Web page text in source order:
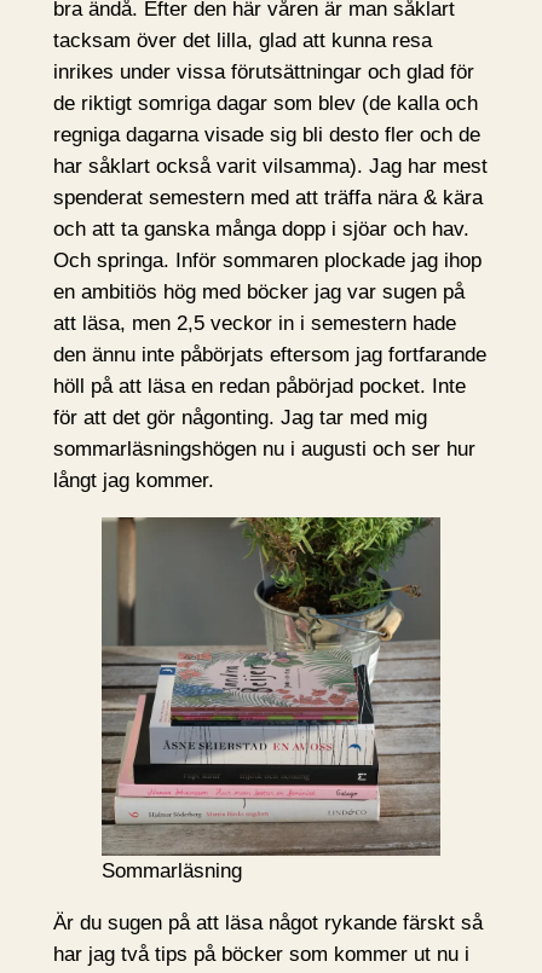
bra ändå. Efter den här våren är man såklart
tacksam över det lilla, glad att kunna resa
inrikes under vissa förutsättningar och glad för
de riktigt somriga dagar som blev (de kalla och
regniga dagarna visade sig bli desto fler och de
har såklart också varit vilsamma). Jag har mest
spenderat semestern med att träffa nära & kära
och att ta ganska många dopp i sjöar och hav.
Och springa. Inför sommaren plockade jag ihop
en ambitiös hög med böcker jag var sugen på
att läsa, men 2,5 veckor in i semestern hade
den ännu inte påbörjats eftersom jag fortfarande
höll på att läsa en redan påbörjad pocket. Inte
för att det gör någonting. Jag tar med mig
sommarläsningshögen nu i augusti och ser hur
långt jag kommer.
Sommarläsning
Är du sugen på att läsa något rykande färskt så
har jag två tips på böcker som kommer ut nu i